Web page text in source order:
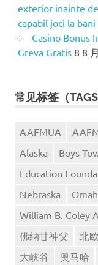
exterior inainte
capabil joci la
Casino Bonus
Greva Gratis 8 8
常见标签（
AAFMUA
Alaska
Boys
Education
Nebraska
William B. Coley
佛纳甘神父
北欧
大峡谷
奥马哈